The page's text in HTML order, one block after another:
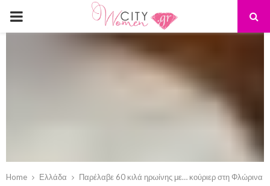
PRIMARY
Home Ελλάδα Παρέλαβε 60 κιλά ηρωίνης με… κούριερ στη Φλώρινα